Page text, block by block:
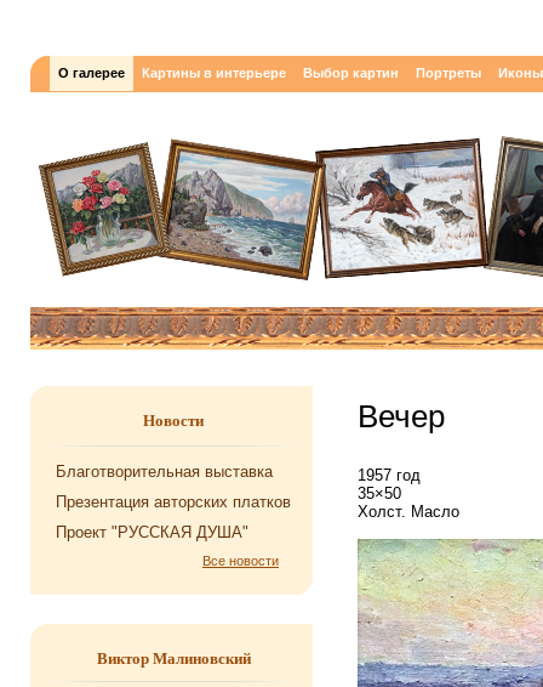
О галерее Картины в интерьере Выбор картин Портреты Иконы
Новости
Благотворительная выставка
Презентация авторских платков
Проект "РУССКАЯ ДУША"
Все новости
Виктор Малиновский
Вечер
1957 год
35×50
Холст. Масло